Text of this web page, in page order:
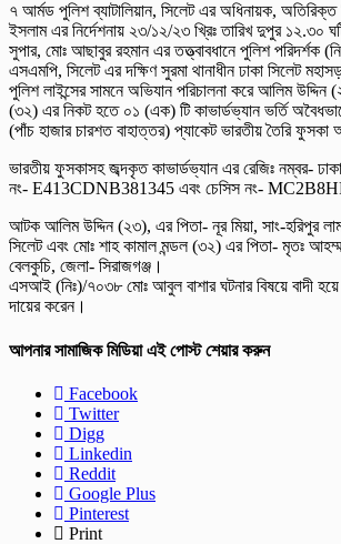
৭ আর্মড পুলিশ ব্যাটালিয়ান, সিলেট এর অধিনায়ক,
ইসলাম এর নির্দেশনায় ২৩/১২/২৩ খ্রিঃ তারিখ দুপুর ১২.৩০
সুপার, মোঃ আছাবুর রহমান এর তত্ত্বাবধানে পুলিশ পরিদর্শক
এসএমপি, সিলেট এর দক্ষিণ সুরমা থানাধীন ঢাকা সিলেট
পুলিশ লাইন্সের সামনে অভিযান পরিচালনা করে আলিম
(৩২) এর নিকট হতে ০১ (এক) টি কাভার্ডভ্যান ভর্তি
(পাঁচ হাজার চারশত বাহাত্তর) প্যাকেট ভারতীয় তৈরি
ভারতীয় ফুসকাসহ জব্দকৃত কাভার্ডভ্যান এর রেজিঃ নম্বর-
নং- E413CDNB381345 এবং চেসিস নং-
আটক আলিম উদ্দিন (২৩), এর পিতা- নূর মিয়া, সাং-হরিপুর
সিলেট এবং মোঃ শাহ কামাল মন্ডল (৩২) এর পিতা- মৃতঃ
বেলকুচি, জেলা- সিরাজগঞ্জ।
এসআই (নিঃ)/৭০৩৮ মোঃ আবুল বাশার ঘটনার বিষয়ে বাদী হয়ে
দায়ের করেন।
আপনার সামাজিক মিডিয়া এই পোস্ট শেয়ার করুন
Facebook
Twitter
Digg
Linkedin
Reddit
Google Plus
Pinterest
Print